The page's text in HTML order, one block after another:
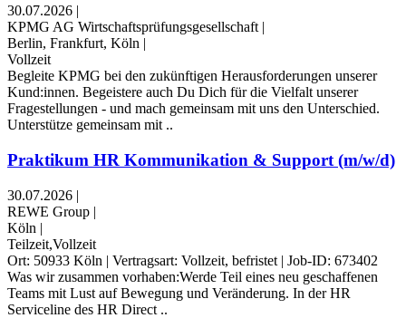
30.07.2026 |
KPMG AG Wirtschaftsprüfungsgesellschaft |
Berlin, Frankfurt, Köln |
Vollzeit
Begleite KPMG bei den zukünftigen Herausforderungen unserer
Kund:innen. Begeistere auch Du Dich für die Vielfalt unserer
Fragestellungen - und mach gemeinsam mit uns den Unterschied.
Unterstütze gemeinsam mit ..
Praktikum HR Kommunikation & Support (m/w/d)
30.07.2026 |
REWE Group |
Köln |
Teilzeit,Vollzeit
Ort: 50933 Köln | Vertragsart: Vollzeit, befristet | Job-ID: 673402
Was wir zusammen vorhaben:Werde Teil eines neu geschaffenen
Teams mit Lust auf Bewegung und Veränderung. In der HR
Serviceline des HR Direct ..